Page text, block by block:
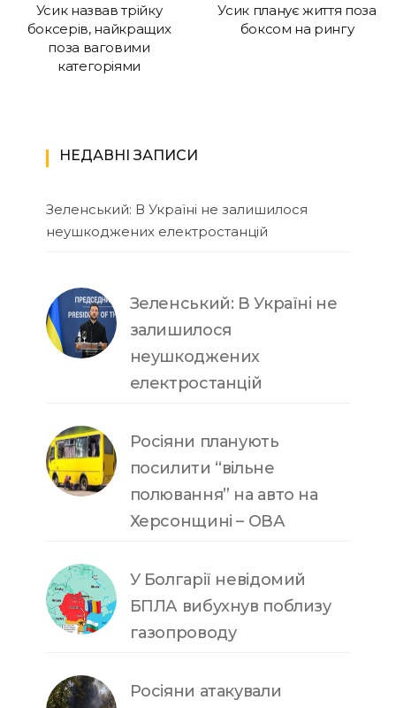
Усик назвав трійку
боксерів, найкращих
поза ваговими
категоріями
Усик планує життя поза
боксом на рингу
НЕДАВНІ ЗАПИСИ
Зеленський: В Україні не залишилося
неушкоджених електростанцій
Зеленський: В Україні не
залишилося
неушкоджених
електростанцій
Росіяни планують
посилити “вільне
полювання” на авто на
Херсонщині – ОВА
У Болгарії невідомий
БПЛА вибухнув поблизу
газопроводу
Росіяни атакували